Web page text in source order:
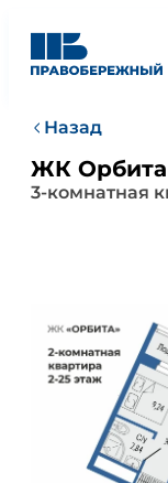
Назад
ЖК Орбита
3-комнатная